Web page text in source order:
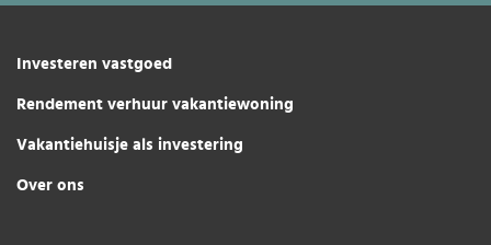
Investeren vastgoed
Rendement verhuur vakantiewoning
Vakantiehuisje als investering
Over ons